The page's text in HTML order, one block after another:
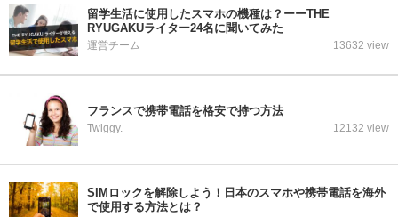
留学生活に使用したスマホの機種は？ーーTHE
RYUGAKUライター24名に聞いてみた
運営チーム 13632 view
フランスで携帯電話を格安で持つ方法
Twiggy. 12132 view
SIMロックを解除しよう！日本のスマホや携帯電話を海外
で使用する方法とは？